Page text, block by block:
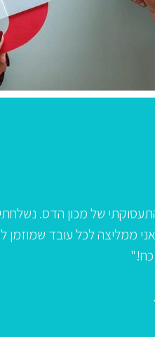
ולפסיכולוגית (נדמה
מסתבר שהתוצאות שלי ביום הערכת